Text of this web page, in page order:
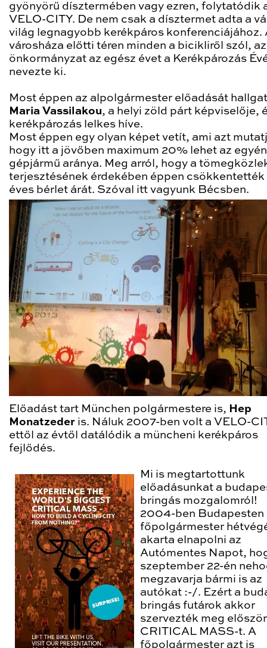
gyönyörű dísztermében vagy ezren, folytatódik
VELO-CITY. De nem csak a dísztermet adta a
világ legnagyobb kerékpáros konferenciájához.
városháza előtti téren minden a bicikliről szól, az
önkormányzat az egész évet a Kerékpározás
nevezte ki.
Most éppen az alpolgármester előadását
Maria Vassilakou, a helyi zöld párt képviselője,
kerékpározás lelkes híve.
Most éppen egy olyan képet vetít, ami azt
hogy itt a jövőben maximum 20% lehet az
gépjármű aránya. Meg arról, hogy a
terjesztésének érdekében éppen csökkentették
éves bérlet árát. Szóval itt vagyunk Bécsben.
Előadást tart München polgármestere is, Hep
Monatzeder is. Náluk 2007-ben volt a VELO-
ettől az évtől datálódik a müncheni kerékpáros
fejlődés.
Mi is megtartottunk
előadásunkat a
bringás mozgalomról!
2004-ben Budapesten
főpolgármester
akarta elnapolni az
Autómentes Napot,
szeptember 22-én
megzavarja bármi is az
autókat :-/. Ezért a
bringás futárok akkor
szervezték meg
CRITICAL MASS-t. A
főpolgármester azt is